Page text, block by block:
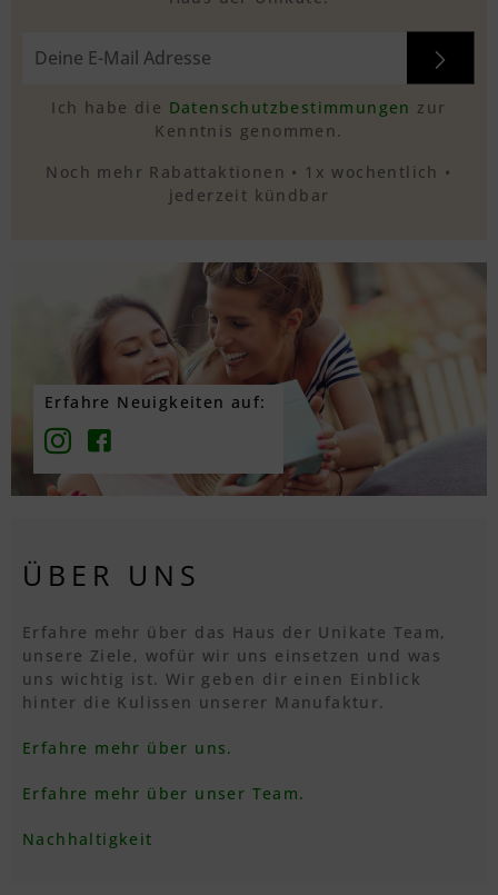
Ich habe die Datenschutzbestimmungen zur
Kenntnis genommen.
Noch mehr Rabattaktionen • 1x wochentlich •
jederzeit kündbar
Erfahre Neuigkeiten auf:
ÜBER UNS
Erfahre mehr über das Haus der Unikate Team,
unsere Ziele, wofür wir uns einsetzen und was
uns wichtig ist. Wir geben dir einen Einblick
hinter die Kulissen unserer Manufaktur.
Erfahre mehr über uns.
Erfahre mehr über unser Team.
Nachhaltigkeit